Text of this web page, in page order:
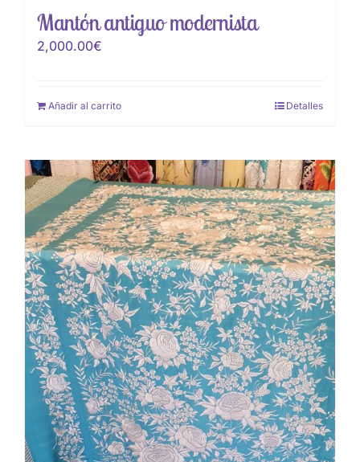
Mantón antiguo modernista
2,000.00€
Añadir al carrito Detalles